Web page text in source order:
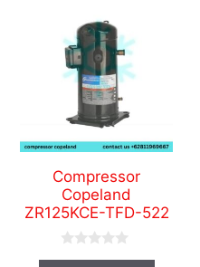
Compressor
Copeland
ZR125KCE-TFD-522